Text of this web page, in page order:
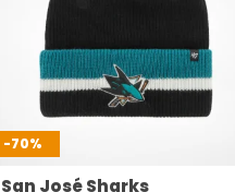
-70%
San José Sharks